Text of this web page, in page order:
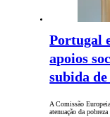
Portugal
apoios
subida
A Comissão
atenuação da